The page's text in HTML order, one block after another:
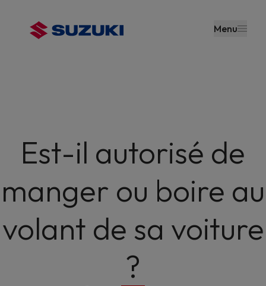
principal
Menu
Est-il autorisé de
manger ou boire au
volant de sa voiture
?